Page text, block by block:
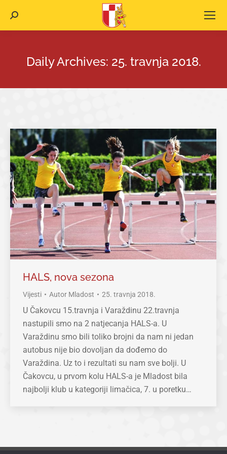
Search:
Daily Archives: 25. travnja 2018.
HALS, nova sezona
Vijesti Autor Mladost 25. travnja 2018.
U Čakovcu 15.travnja i Varaždinu 22.travnja
nastupili smo na 2 natjecanja HALS-a. U
Varaždinu smo bili toliko brojni da nam ni jedan
autobus nije bio dovoljan da dođemo do
Varaždina. Uz to i rezultati su nam sve bolji. U
Čakovcu, u prvom kolu HALS-a je Mladost bila
najbolji klub u kategoriji limačica, 7. u poretku…